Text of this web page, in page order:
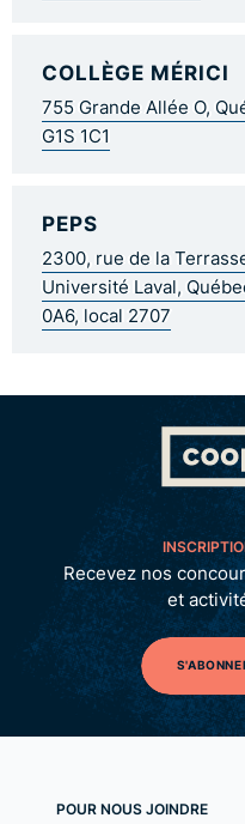
COLLÈGE MÉRICI
755 Grande Allée O,
G1S 1C1
PEPS
2300, rue de la
Université Laval,
0A6, local 2707
Recevez nos
et
POUR NOUS JOINDRE